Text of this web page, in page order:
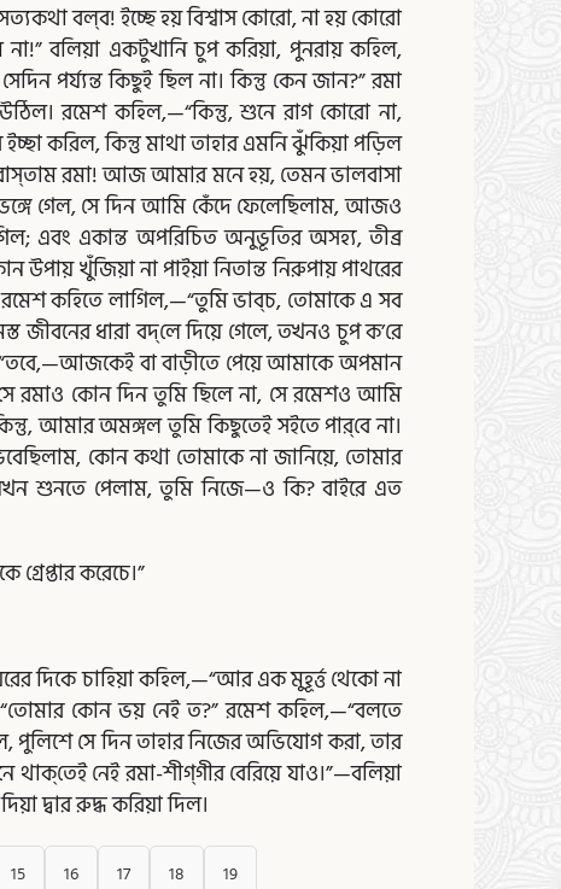
বল্‌ব! ইচ্ছে হয় বিশ্বাস কোরো, না হয় কোরো
বলিয়া একটুখানি চুপ করিয়া, পুনরায় কহিল,
পর্য্যন্ত কিছুই ছিল না। কিন্তু কেন জান?” রমা
রমেশ কহিল,—“কিন্তু, শুনে রাগ কোরো না,
করিল, কিন্তু মাথা তাহার এমনি ঝুঁকিয়া পড়িল
রমা! আজ আমার মনে হয়, তেমন ভালবাসা
গেল, সে দিন আমি কেঁদে ফেলেছিলাম, আজও
এবং একান্ত অপরিচিত অনুভূতির অসহ্য, তীব্র
উপায় খুঁজিয়া না পাইয়া নিতান্ত নিরুপায় পাথরের
রমেশ কহিতে লাগিল,—“তুমি ভাব্‌চ, তোমাকে এ সব
জীবনের ধারা বদ্‌লে দিয়ে গেলে, তখনও চুপ ক’রে
বা বাড়ীতে পেয়ে আমাকে অপমান
রমাও কোন দিন তুমি ছিলে না, সে রমেশও আমি
আমার অমঙ্গল তুমি কিছুতেই সইতে পার্‌বে না।
কোন কথা তোমাকে না জানিয়ে, তোমার
শুনতে পেলাম, তুমি নিজে—ও কি? বাইরে এত
করেচে।”
দিকে চাহিয়া কহিল,—“আর এক মুহূর্ত্ত থেকো না
কোন ভয় নেই ত?” রমেশ কহিল,—“বলতে
পুলিশে সে দিন তাহার নিজের অভিযোগ করা, তার
নেই রমা-শীগ্‌গীর বেরিয়ে যাও।”—বলিয়া
দ্বার রুদ্ধ করিয়া দিল।
15 16 17 18 19